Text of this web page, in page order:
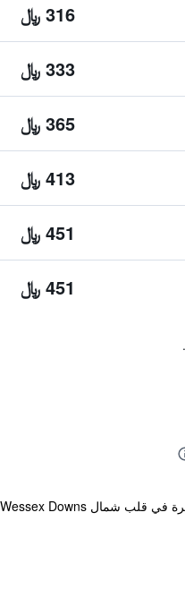
316 ﷼
333 ﷼
365 ﷼
413 ﷼
451 ﷼
451 ﷼